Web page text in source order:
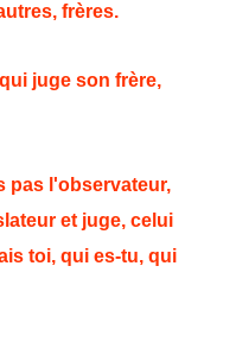
frères.
juge son frère,
pas l'observateur,
et juge, celui
toi, qui es-tu, qui